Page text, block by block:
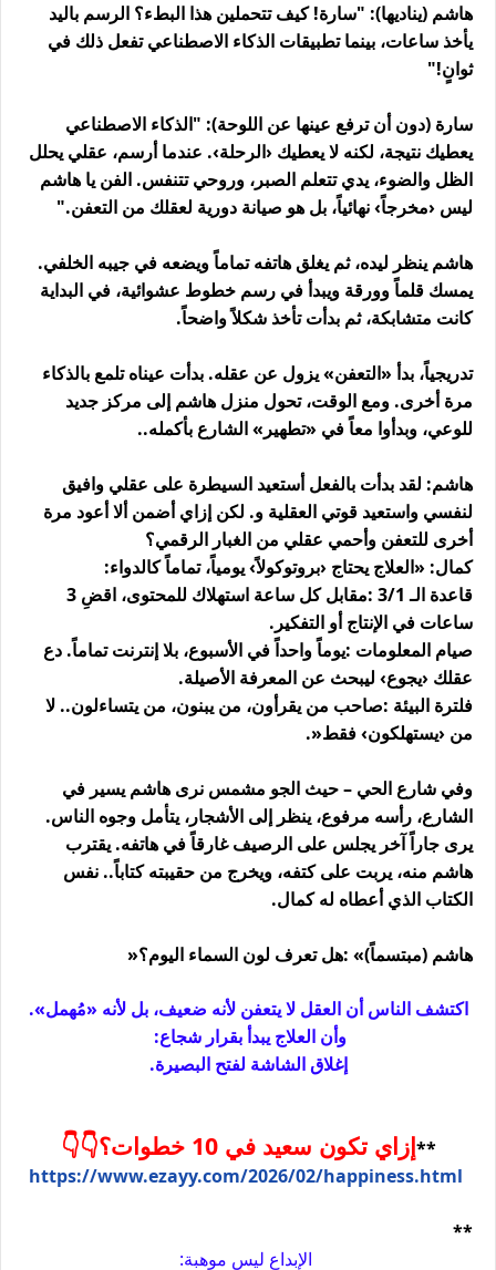
هاشم (يناديها): "سارة! كيف تتحملين هذا البطء؟ الرسم باليد
يأخذ ساعات، بينما تطبيقات الذكاء الاصطناعي تفعل ذلك في
ثوانٍ!
"
سارة (دون أن ترفع عينها عن اللوحة): "الذكاء الاصطناعي
يعطيك نتيجة، لكنه لا يعطيك ‹الرحلة›. عندما أرسم، عقلي يحلل
الظل والضوء، يدي تتعلم الصبر، وروحي تتنفس. الفن يا هاشم
ليس ‹مخرجاً› نهائياً، بل هو صيانة دورية لعقلك من التعفن.
"
هاشم ينظر ليده، ثم يغلق هاتفه تماماً ويضعه في جيبه الخلفي.
يمسك قلماً وورقة ويبدأ في رسم خطوط عشوائية، في البداية
كانت متشابكة، ثم بدأت تأخذ شكلاً واضحاً.
تدريجياً، بدأ «التعفن» يزول عن عقله. بدأت عيناه تلمع بالذكاء
مرة أخرى. ومع الوقت، تحول منزل هاشم إلى مركز جديد
للوعي، وبدأوا معاً في «تطهير» الشارع بأكمله..
هاشم: لقد بدأت بالفعل أستعيد السيطرة على عقلي وافيق
لنفسي واستعيد قوتي العقلية و. لكن إزاي أضمن ألا أعود مرة
أخرى للتعفن وأحمي عقلي من الغبار الرقمي؟
كمال: «العلاج يحتاج ‹بروتوكولاً› يومياً، تماماً كالدواء:
قاعدة الـ 3/1
:
مقابل كل ساعة استهلاك للمحتوى، اقضِ 3
ساعات في الإنتاج أو التفكير.
صيام المعلومات :يوماً واحداً في الأسبوع، بلا إنترنت تماماً. دع
عقلك ‹يجوع› ليبحث عن المعرفة الأصيلة.
فلترة البيئة :صاحب من يقرأون، من يبنون، من يتساءلون.. لا
من ‹يستهلكون› فقط.»
وفي شارع الحي – حيث الجو مشمس نرى هاشم يسير في
الشارع، رأسه مرفوع، ينظر إلى الأشجار، يتأمل وجوه الناس.
يرى جاراً آخر يجلس على الرصيف غارقاً في هاتفه. يقترب
هاشم منه، يربت على كتفه، ويخرج من حقيبته كتاباً.. نفس
الكتاب الذي أعطاه له كمال.
هاشم (مبتسماً): «هل تعرف لون السماء اليوم؟»
اكتشف الناس أن العقل لا يتعفن لأنه ضعيف، بل لأنه «مُهمل».
وأن العلاج يبدأ بقرار شجاع:
إغلاق الشاشة لفتح البصيرة.
**إزاي تكون سعيد في 10 خطوات؟👇👇
**
الإبداع ليس موهبة: